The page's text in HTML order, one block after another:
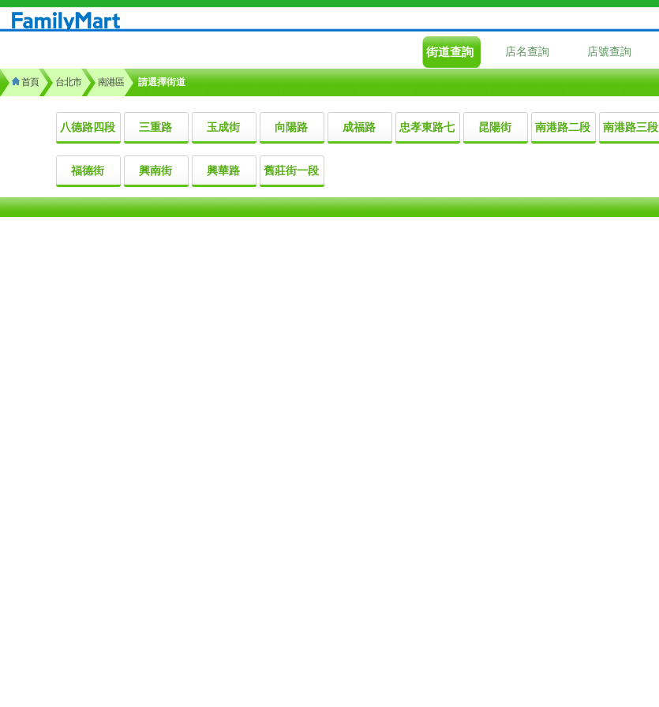
街道查詢 店名查詢 店號查詢
首頁 台北市 南港區 請選擇街道
八德路四段 三重路 玉成街 向陽路 成福路 忠孝東路七 昆陽街 南港路二段 南港路三段
福德街 興南街 興華路 舊莊街一段